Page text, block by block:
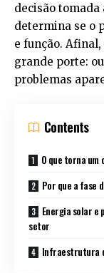
decisão
determina se o
e função.
grande porte:
problemas
Contents
O que torna
Por que a fase
Energia solar e
setor
Infraestrutura